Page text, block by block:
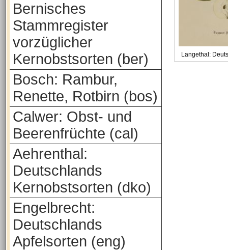
Bernisches
Stammregister
vorzüglicher
Kernobstsorten (ber)
Bosch: Rambur,
Renette, Rotbirn (bos)
Calwer: Obst- und
Beerenfrüchte (cal)
Aehrenthal:
Deutschlands
Kernobstsorten (dko)
Engelbrecht:
Deutschlands
Apfelsorten (eng)
Langethal: